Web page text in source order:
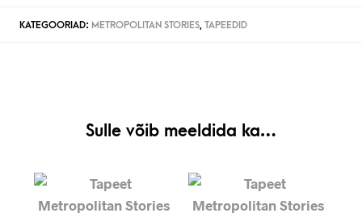
KATEGOORIAD: METROPOLITAN STORIES, TAPEEDID
Sulle võib meeldida ka…